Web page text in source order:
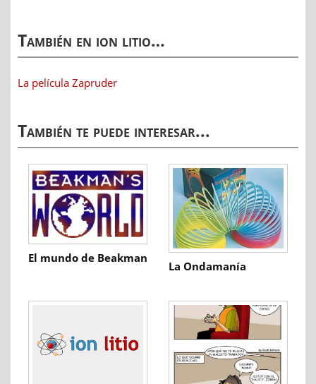
También en ion litio…
La película Zapruder
También te puede interesar...
El mundo de Beakman
La Ondamanía